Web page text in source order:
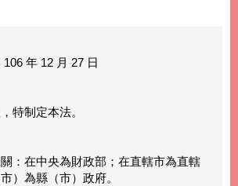
年 12 月 27 日
特制定本法。
：在中央為財政部；在直轄市為直轄
）為縣（市）政府。